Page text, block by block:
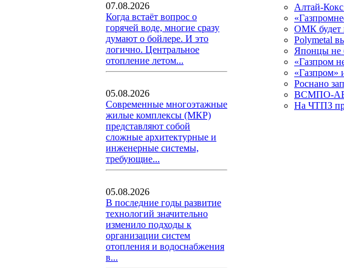
07.08.2026
Когда встаёт вопрос о
горячей воде, многие сразу
думают о бойлере. И это
логично. Центральное
отопление летом...
05.08.2026
Современные многоэтажные
жилые комплексы (МКР)
представляют собой
сложные архитектурные и
инженерные системы,
требующие...
05.08.2026
В последние годы развитие
технологий значительно
изменило подходы к
организации систем
отопления и водоснабжения
в...
Алтай-
ОМК будет
Polymetal
Японцы не
«Газпром
«Газпром»
Роснано
ВСМПО-
На ЧТПЗ